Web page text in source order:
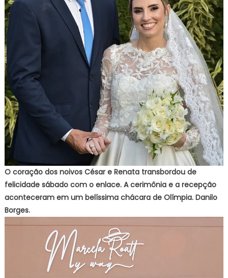
O coração dos noivos César e Renata transbordou de
felicidade sábado com o enlace. A cerimônia e a recepção
aconteceram em um belíssima chácara de Olímpia. Danilo
Borges.